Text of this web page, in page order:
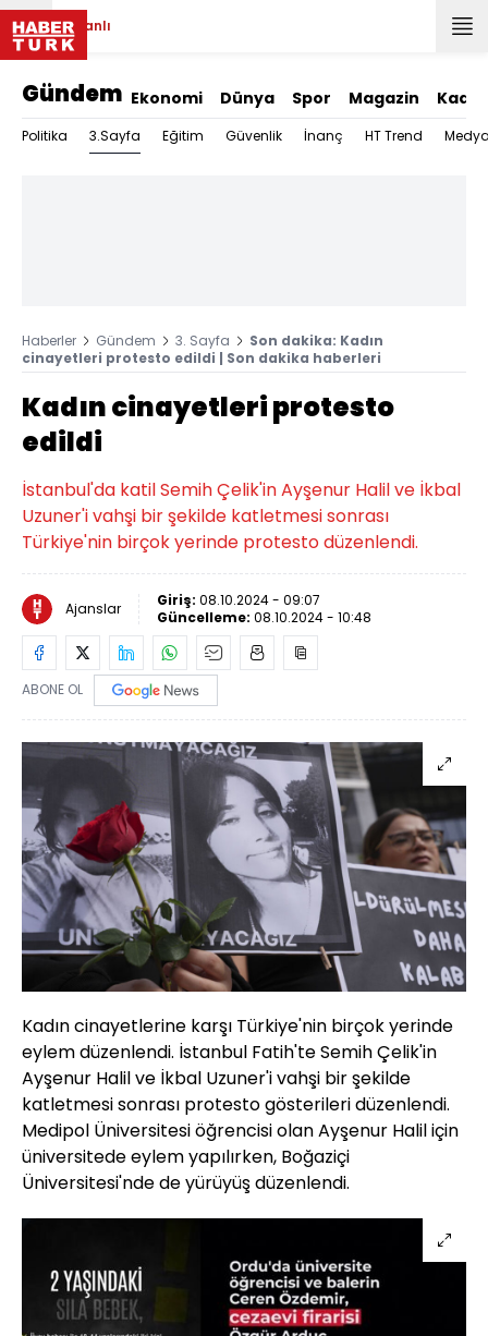
Canlı
Gündem Ekonomi Dünya Spor Magazin Kadın
Politika 3.Sayfa Eğitim Güvenlik İnanç HT Trend
Haberler Gündem 3. Sayfa
Son dakika: Kadın
cinayetleri protesto edildi | Son dakika haberleri
Kadın cinayetleri protesto
edildi
İstanbul'da katil Semih Çelik'in Ayşenur Halil ve İkbal
Uzuner'i vahşi bir şekilde katletmesi sonrası
Türkiye'nin birçok yerinde protesto düzenlendi.
Ajanslar Giriş: 08.10.2024 - 09:07
Güncelleme: 08.10.2024 - 10:48
ABONE OL
Kadın cinayetlerine karşı Türkiye'nin birçok yerinde
eylem düzenlendi. İstanbul Fatih'te Semih Çelik'in
Ayşenur Halil ve İkbal Uzuner'i vahşi bir şekilde
katletmesi sonrası protesto gösterileri düzenlendi.
Medipol Üniversitesi öğrencisi olan Ayşenur Halil için
üniversitede eylem yapılırken, Boğaziçi
Üniversitesi'nde de yürüyüş düzenlendi.